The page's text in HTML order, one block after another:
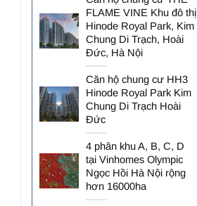
FLAME VINE Khu đô thị
Hinode Royal Park, Kim
Chung Di Trạch, Hoài
Đức, Hà Nội
Căn hộ chung cư HH3
Hinode Royal Park Kim
Chung Di Trạch Hoài
Đức
4 phân khu A, B, C, D
tại Vinhomes Olympic
Ngọc Hồi Hà Nội rộng
hơn 16000ha